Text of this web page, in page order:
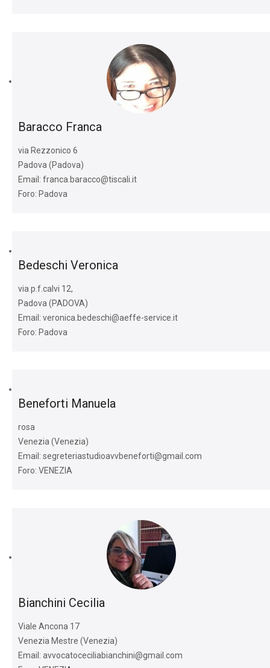
Baracco Franca
via Rezzonico 6
Padova (Padova)
Email: franca.baracco@tiscali.it
Foro: Padova
Bedeschi Veronica
via p.f.calvi 12,
Padova (PADOVA)
Email: veronica.bedeschi@aeffe-service.it
Foro: Padova
Beneforti Manuela
rosa
Venezia (Venezia)
Email: segreteriastudioavvbeneforti@gmail.com
Foro: VENEZIA
Bianchini Cecilia
Viale Ancona 17
Venezia Mestre (Venezia)
Email: avvocatoceciliabianchini@gmail.com